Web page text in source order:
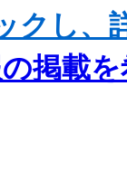
クし、
掲載